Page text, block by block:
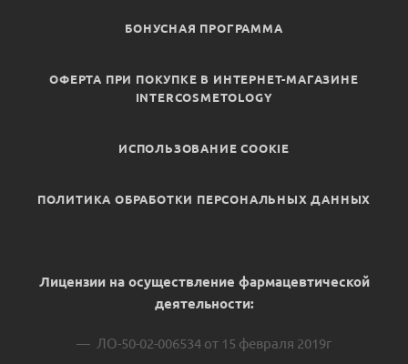
БОНУСНАЯ ПРОГРАММА
ОФЕРТА ПРИ ПОКУПКЕ В ИНТЕРНЕТ-МАГАЗИНЕ
INTERCOSMETOLOGY
ИСПОЛЬЗОВАНИЕ COOKIE
ПОЛИТИКА ОБРАБОТКИ ПЕРСОНАЛЬНЫХ ДАННЫХ
Лицензии на осуществление фармацевтической
деятельности:
ЛО-50-02-006534 от 15 февраля 2019г